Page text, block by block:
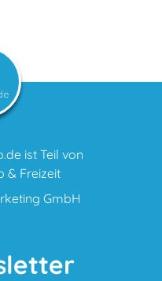
ist Teil von
& Freizeit
GmbH